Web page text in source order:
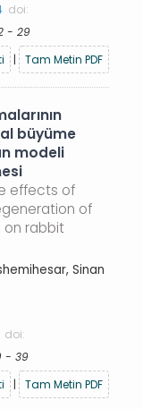
doi:
- 29
| Tam Metin PDF
büyüme
modeli
effects of
of
on rabbit
Sinan
doi:
- 39
| Tam Metin PDF